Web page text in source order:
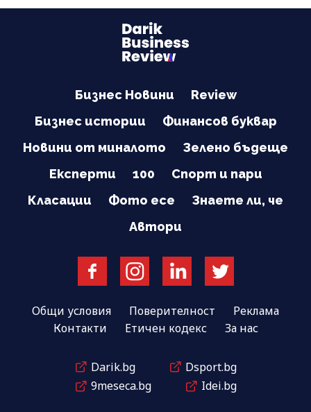
Бизнес Новини
Review
Бизнес истории
Финансов буквар
Новини от миналото
Зелено бъдеще
Експерти
100
Спорт и пари
Класации
Фото есе
Знаете ли, че
Автори
Общи условия Поверителност
Реклама
Контакти
Етичен кодекс За нас
Darik.bg
Dsport.bg
9meseca.bg
Idei.bg